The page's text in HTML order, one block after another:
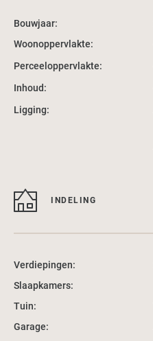
Bouwjaar:
Woonoppervlakte:
Perceeloppervlakte:
Inhoud:
Ligging:
INDELING
Verdiepingen:
Slaapkamers:
Tuin:
Garage: